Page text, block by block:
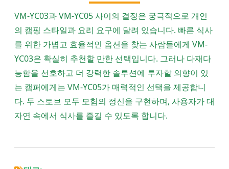
VM-YC03과 VM-YC05 사이의 결정은 궁극적으로 개인
의 캠핑 스타일과 요리 요구에 달려 있습니다. 빠른 식사
를 위한 가볍고 효율적인 옵션을 찾는 사람들에게 VM-
YC03은 확실히 추천할 만한 선택입니다. 그러나 다재다
능함을 선호하고 더 강력한 솔루션에 투자할 의향이 있
는 캠퍼에게는 VM-YC05가 매력적인 선택을 제공합니
다. 두 스토브 모두 모험의 정신을 구현하며, 사용자가 대
자연 속에서 식사를 즐길 수 있도록 합니다.